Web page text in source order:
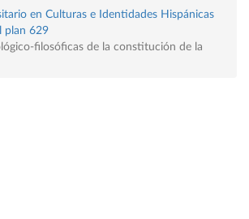
en Culturas e Identidades Hispánicas
plan 629
filosóficas de la constitución de la